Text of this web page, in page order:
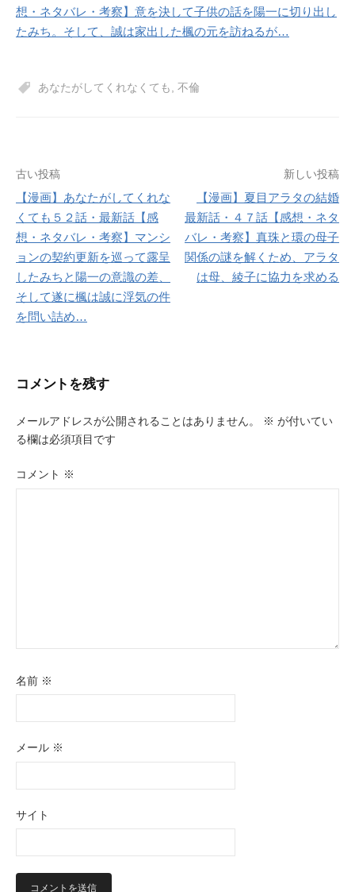
想・ネタバレ・考察】意を決して子供の話を陽一に切り出し
たみち。そして、誠は家出した楓の元を訪ねるが…
あなたがしてくれなくても 不倫
投
稿
ナ
ビ
ゲ
ー
ョ
古い投稿
【漫画】あなたがしてくれな
くても５２話・最新話【感
想・ネタバレ・考察】マンシ
ョンの契約更新を巡って露呈
したみちと陽一の意識の差、
そして遂に楓は誠に浮気の件
を問い詰め…
新しい投稿
【漫画】夏目アラタの結婚
最新話・４７話【感想・ネタ
バレ・考察】真珠と環の母子
関係の謎を解くため、アラタ
は母、綾子に協力を求める
コメントを残す
メールアドレスが公開されることはありません。 ※ が付いてい
る欄は必須項目です
コメント ※
名前 ※
メール ※
サイト